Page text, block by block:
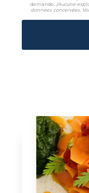
demande. (Aucune
données concervées.